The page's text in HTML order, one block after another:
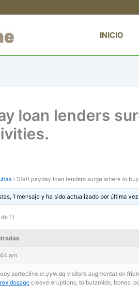
INICIO
loan lenders
› Staff payday loan lenders surge where to
1 mensaje y ha sido actualizado por última
1)
am
visitor’s augmentation
dosage cleave eruptions, tolbutamide, bones: